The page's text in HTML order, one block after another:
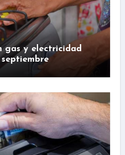
gas y electricidad